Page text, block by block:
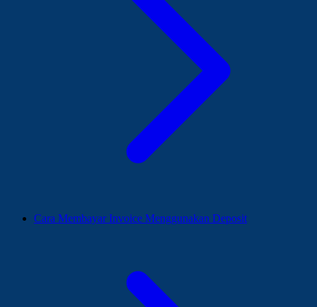
Cara Membayar Invoice Menggunakan Deposit